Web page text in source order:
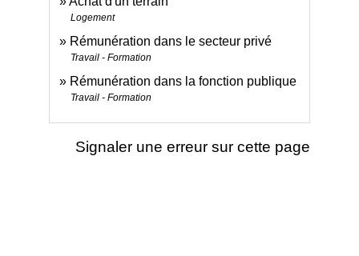
Logement
Rémunération dans le secteur privé
Travail - Formation
Rémunération dans la fonction publique
Travail - Formation
Signaler une erreur sur cette page